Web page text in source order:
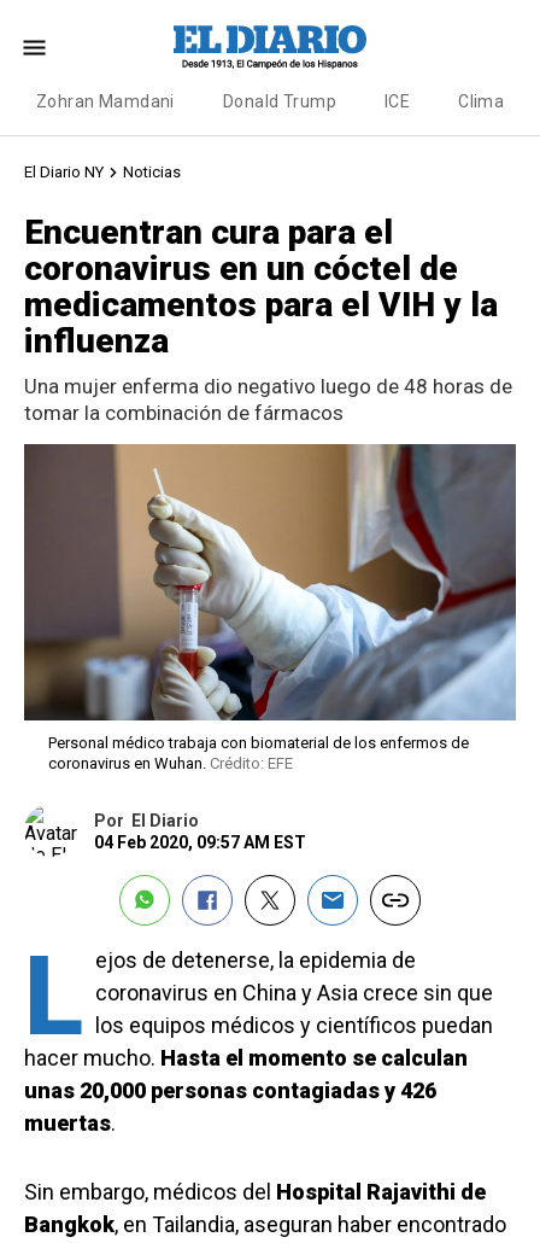
Zohran Mamdani Donald Trump ICE Clima
El Diario NY Noticias
Encuentran cura para el
coronavirus en un cóctel de
medicamentos para el VIH y la
influenza
Una mujer enferma dio negativo luego de 48 horas de
tomar la combinación de fármacos
Personal médico trabaja con biomaterial de los enfermos de
coronavirus en Wuhan. Crédito: EFE
Por
El Diario
04 Feb 2020, 09:57 AM EST
L ejos de detenerse, la epidemia de
coronavirus en China y Asia crece sin que
los equipos médicos y científicos puedan
hacer mucho. Hasta el momento se calculan
unas 20,000 personas contagiadas y 426
muertas.
Sin embargo, médicos del Hospital Rajavithi de
Bangkok, en Tailandia, aseguran haber encontrado